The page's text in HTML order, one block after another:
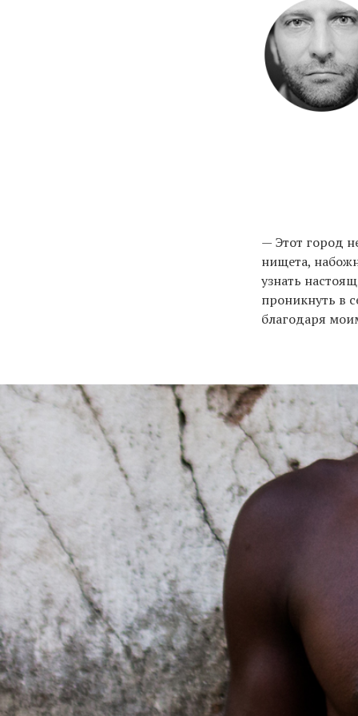
— Этот город
нищета,
узнать
проникнуть в
благодаря